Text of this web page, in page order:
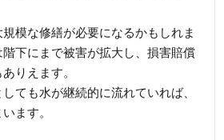
模な修繕が必要になるかもしれま
下にまで被害が拡大し、損害賠償
りえます。
ても水が継続的に流れていれば、
ます。